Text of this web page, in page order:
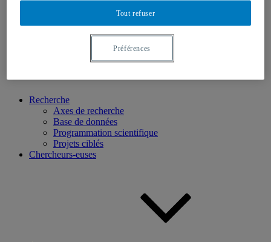
Recherche
Axes de recherche
Base de données
Programmation scientifique
Projets ciblés
Chercheurs-euses
Tout refuser
Préférences